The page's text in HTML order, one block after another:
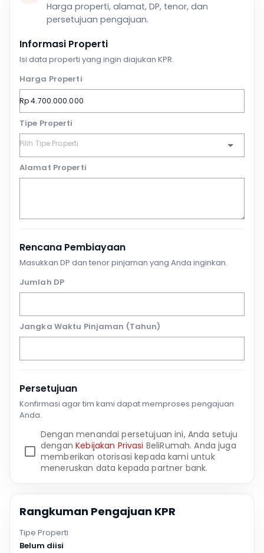
Harga properti, alamat, DP, tenor, dan
persetujuan pengajuan.
Informasi Properti
Isi data properti yang ingin diajukan KPR.
Harga Properti
Tipe Properti
Alamat Properti
Rencana Pembiayaan
Masukkan DP dan tenor pinjaman yang Anda inginkan.
Jumlah DP
Jangka Waktu Pinjaman (Tahun)
Persetujuan
Konfirmasi agar tim kami dapat memproses pengajuan
Anda.
Dengan menandai persetujuan ini, Anda setuju
denganKebijakan Privasi BeliRumah. Anda juga
memberikan otorisasi kepada kami untuk
meneruskan data kepada partner bank.
Rangkuman Pengajuan KPR
Tipe Properti
Belum diisi